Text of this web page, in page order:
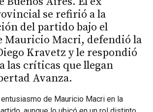
se refirió a la
del partido bajo el
Mauricio Macri, defendió la
Kravetz y le respondió
las críticas que llegan
Avanza.
de Mauricio Macri en la